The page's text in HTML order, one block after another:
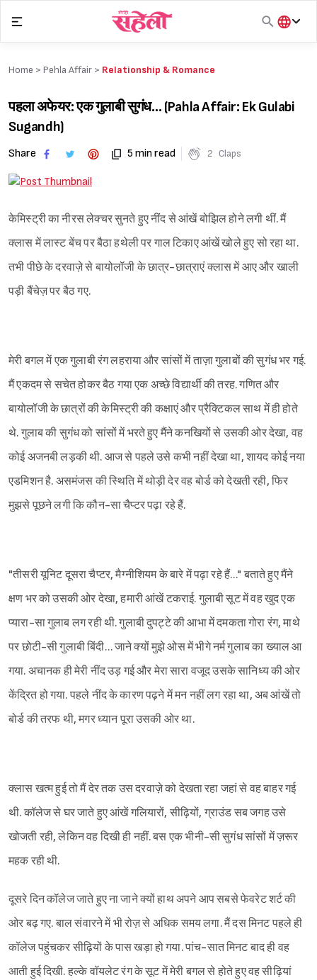
content
हिंदी
Home > Pehla Affair > Relationship & Romance
पहला अफेयर: एक गुलाबी सुगंध… (Pahla Affair: Ek Gulabi
Sugandh)
Share 5 min read 2 Claps
केमिस्ट्री का नीरस लेक्चर सुनते हुए नींद से आंखें बोझिल होने लगी थीं. मैं
क्लास में लास्ट बेंच पर बैठा हथेली पर गाल टिकाए आंखें खोले हुए सो रहा था.
तभी पीछे के दरवाज़े से बायोलॉजी के छात्र-छात्राएं क्लास में आए और खाली
पड़ी बैंचेज़ पर बैठ गए.
मेरी बगल में एक गुलाबी रंग लहराया और सांसों में ताज़ा गुलाबों की सुगंध भर गई.
मैं एकदम से सचेत होकर बैठ गया एक अच्छे विद्यार्थी की तरह. गणित और
बायोलॉजी के छात्रों की केमिस्ट्री की कक्षाएं और प्रैक्टिकल साथ में ही होते
थे. गुलाब की सुगंध को सांसों में भरते हुए मैंने कनखियों से उसकी ओर देखा, वह
कोई अजनबी लड़की थी. आज से पहले उसे कभी नहीं देखा था, शायद कोई नया
एडमिशन है. असमंजस की स्थिति में थोड़ी देर वह बोर्ड को देखती रही, फिर
मुझसे पूछने लगी कि कौन-सा चैप्टर पढ़ा रहे हैं.
"तीसरी यूनिट दूसरा चैप्टर, मैग्नीशियम के बारे में पढ़ा रहे हैं…" बताते हुए मैंने
क्षण भर को उसकी ओर देखा, हमारी आंखें टकराई. गुलाबी सूट में वह खुद एक
प्यारा-सा गुलाब लग रही थी. गुलाबी दुपट्टे की आभा में दमकता गोरा रंग, माथे
पर छोटी-सी गुलाबी बिंदी… जाने क्यों मुझे ओस में भीगे नर्म गुलाब का ख्याल आ
गया. अचानक ही मेरी नींद उड़ गई और मेरा सारा वजूद उसके सानिध्य की ओर
केंद्रित हो गया. पहले नींद के कारण पढ़ने में मन नहीं लग रहा था, अब आंखें तो
बोर्ड की तरफ थी, मगर ध्यान पूरा उसकी ओर था.
क्लास खत्म हुई तो मैं देर तक उस दरवाज़े को देखता रहा जहां से वह बाहर गई
थी. कॉलेज से घर जाते हुए आंखें गलियारों, सीढ़ियों, ग्राउंड सब जगह उसे
खोजती रही, लेकिन वह दिखी ही नहीं. बस एक भीनी-सी सुगंध सांसों में ज़रूर
महक रही थी.
दूसरे दिन कॉलेज जाते हुए ना जाने क्यों हाथ अपने आप सबसे फेवरेट शर्ट की
ओर बढ़ गए. बाल संवारने में भी रोज़ से अधिक समय लगा. मैं दस मिनट पहले ही
कॉलेज पहुंचकर सीढ़ियों के पास खड़ा हो गया. पांच-सात मिनट बाद ही वह
आती हुई दिखी. हल्के वॉयलेट रंग के सूट में मेरी बगल से होते हुए वह सीढ़ियां